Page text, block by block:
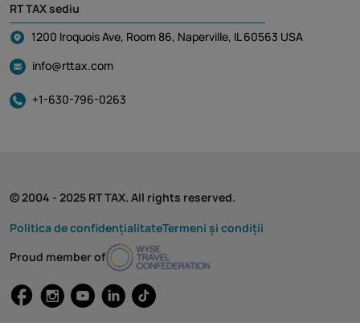
RT TAX sediu
1200 Iroquois Ave, Room 86, Naperville, IL 60563 USA
info@rttax.com
+1-630-796-0263
© 2004 - 2025 RT TAX. All rights reserved.
Politica de confidențialitateTermeni și condiții
Proud member of